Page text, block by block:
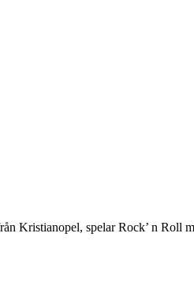
Kristianopel, spelar Rock’ n Roll